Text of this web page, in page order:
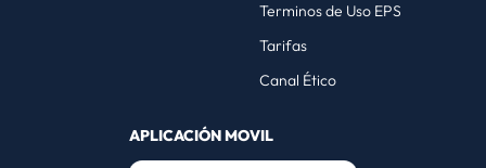
Terminos de Uso EPS
Tarifas
Canal Ético
APLICACIÓN MOVIL